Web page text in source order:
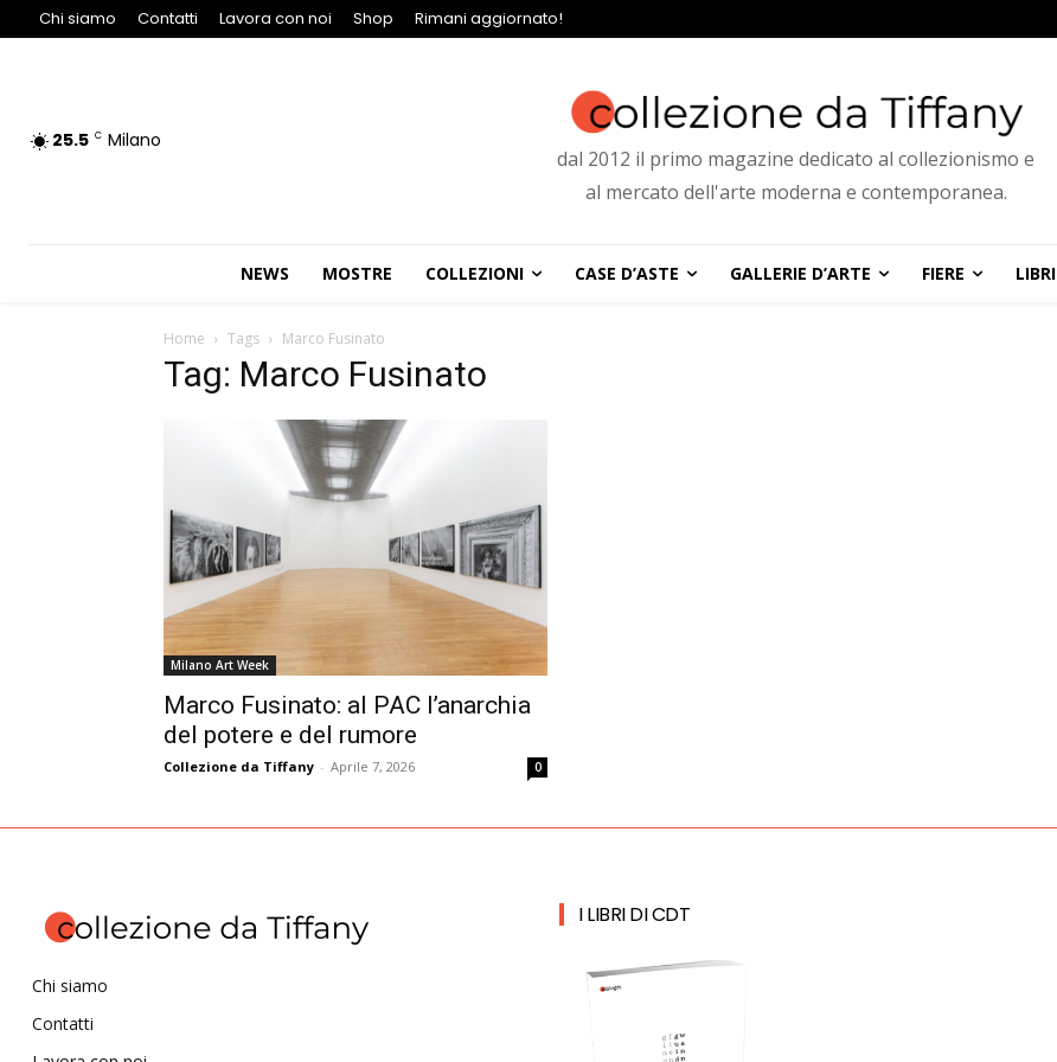
Chi siamo Contatti Lavora con noi Shop Rimani aggiornato!
25.5 C Milano
dal 2012 il primo magazine dedicato al collezionismo e
al mercato dell'arte moderna e contemporanea.
NEWS MOSTRE COLLEZIONI CASE D’ASTE GALLERIE D’ARTE FIERE LIBRI
Home Tags Marco Fusinato
Tag: Marco Fusinato
Milano Art Week
Marco Fusinato: al PAC l’anarchia
del potere e del rumore
Collezione da Tiffany - Aprile 7, 2026 0
Chi siamo
Contatti
I LIBRI DI CDT